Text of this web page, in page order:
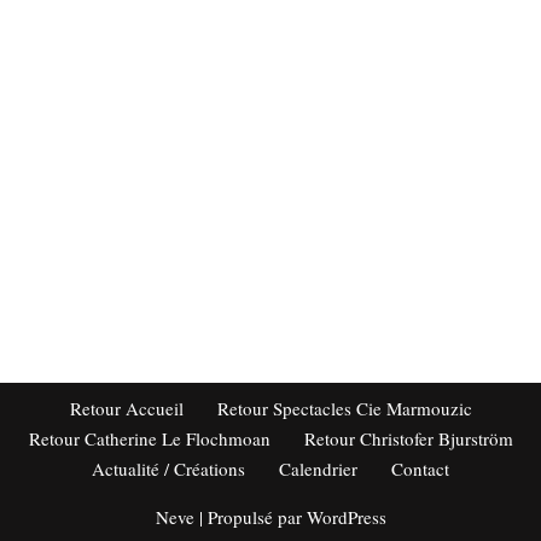
Retour Accueil
Retour Spectacles Cie Marmouzic
Retour Catherine Le Flochmoan
Retour Christofer Bjurström
Actualité / Créations
Calendrier
Contact
Neve| Propulsé par WordPress